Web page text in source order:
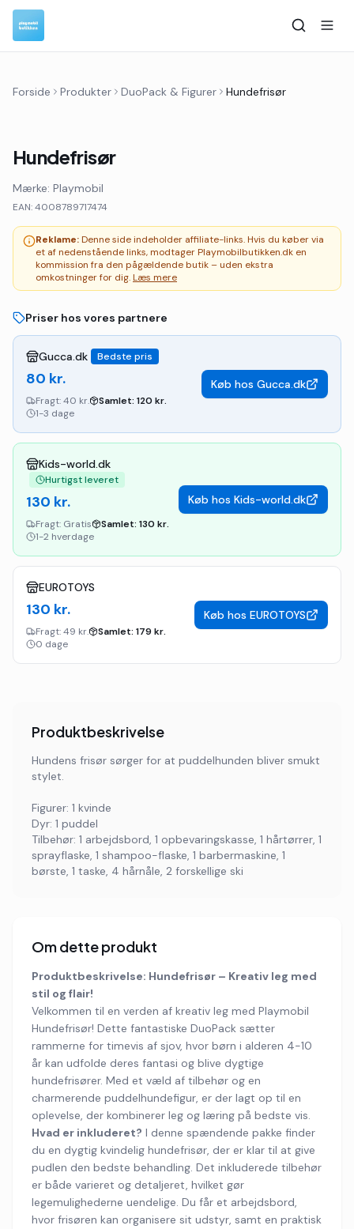
Forside Produkter DuoPack & Figurer Hundefrisør
Hundefrisør
Mærke: Playmobil
EAN:4008789717474
Reklame:Denne side indeholder affiliate-links. Hvis du køber via
et af nedenstående links, modtager Playmobilbutikken.dk en
kommission fra den pågældende butik – uden ekstra
omkostninger for dig.Læs mere
Priser hos vores partnere
Gucca.dk Bedste pris
80 kr.
Fragt:40 kr. Samlet: 120 kr.
1-3 dage
Køb hos Gucca.dk
Kids-world.dk
Hurtigst leveret
130 kr.
Fragt: Gratis Samlet: 130 kr.
1-2 hverdage
Køb hos Kids-world.dk
EUROTOYS
130 kr.
Fragt:49 kr. Samlet: 179 kr.
0 dage
Køb hos EUROTOYS
Produktbeskrivelse
Hundens frisør sørger for at puddelhunden bliver smukt
stylet.
Figurer: 1 kvinde
Dyr: 1 puddel
Tilbehør: 1 arbejdsbord, 1 opbevaringskasse, 1 hårtørrer, 1
sprayflaske, 1 shampoo-flaske, 1 barbermaskine, 1
børste, 1 taske, 4 hårnåle, 2 forskellige ski
Om dette produkt
Produktbeskrivelse: Hundefrisør – Kreativ leg med
stil og flair!
Velkommen til en verden af kreativ leg med Playmobil
Hundefrisør! Dette fantastiske DuoPack sætter
rammerne for timevis af sjov, hvor børn i alderen 4-10
år kan udfolde deres fantasi og blive dygtige
hundefrisører. Med et væld af tilbehør og en
charmerende puddelhundefigur, er der lagt op til en
oplevelse, der kombinerer leg og læring på bedste vis.
Hvad er inkluderet? I denne spændende pakke finder
du en dygtig kvindelig hundefrisør, der er klar til at give
pudlen den bedste behandling. Det inkluderede tilbehør
er både varieret og detaljeret, hvilket gør
legemulighederne uendelige. Du får et arbejdsbord,
hvor frisøren kan organisere sit udstyr, samt en praktisk